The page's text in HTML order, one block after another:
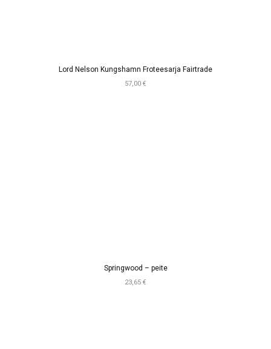
Lord Nelson Kungshamn Froteesarja Fairtrade
57,00 €
Springwood – peite
23,65 €